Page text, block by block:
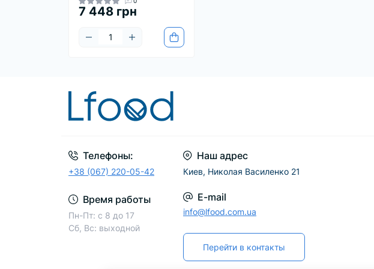
7 448 грн
Телефоны:
+38 (067) 220-05-42
Время работы
Пн-Пт: с 8 до 17
Сб, Вс: выходной
Наш адрес
Киев, Николая Василенко 21
E-mail
info@lfood.com.ua
Перейти в контакты